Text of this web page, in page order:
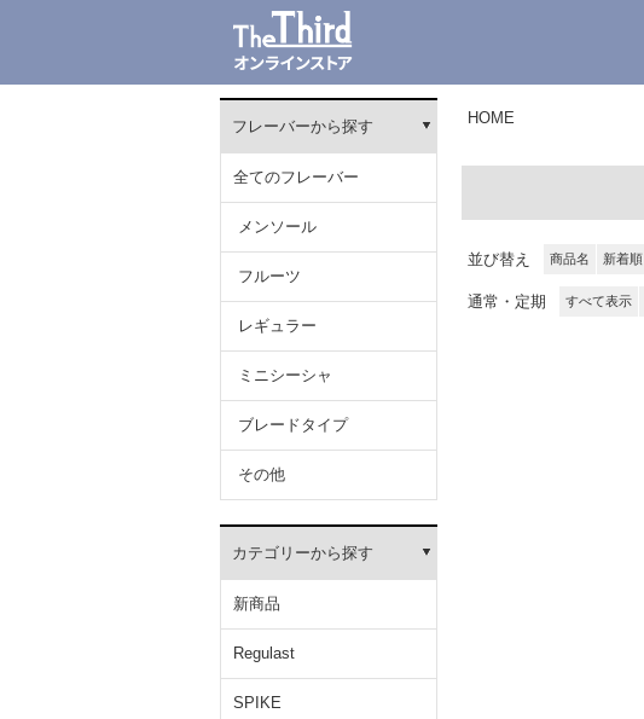
フレーバーから探す
全てのフレーバー
メンソール
フルーツ
レギュラー
ミニシーシャ
ブレードタイプ
その他
カテゴリーから探す
新商品
Regulast
SPIKE
HOME
並び替え 商品名 新着順
通常・定期 すべて表示